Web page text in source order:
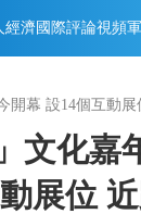
經濟國際評論視頻
開幕 設14個互動展
文化嘉
展位